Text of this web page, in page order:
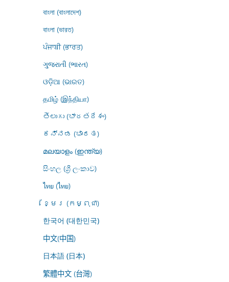
বাংলা (বাংলাদেশ)
বাংলা (ভারত)
ਪੰਜਾਬੀ (ਭਾਰਤ)
ગુજરાતી (ભારત)
ଓଡ଼ିଆ (ଭାରତ)
தமிழ் (இந்தியா)
తెలుగు (భారతదేశం)
ಕನ್ನಡ (ಭಾರತ)
മലയാളം (ഇന്ത്യ)
සිංහල (ශ්‍රී ලංකාව)
ไทย (ไทย)
ខ្មែរ (កម្ពុជា)
한국어 (대한민국)
中文(中国)
日本語 (日本)
繁體中文 (台灣)